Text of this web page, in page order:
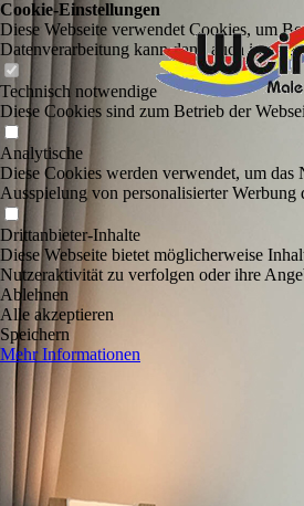
Cookie-Einstellungen
Diese Webseite verwendet Cookies, um
Datenverarbeitung kann dann auch in
Technisch notwendige
Diese Cookies sind zum Betrieb der
Analytische
Diese Cookies werden verwendet, um
Ausspielung von personalisierter
Drittanbieter-Inhalte
Diese Webseite bietet möglicherweise
Nutzeraktivität zu verfolgen oder ihre
Ablehnen
Alle akzeptieren
Speichern
Mehr Informationen